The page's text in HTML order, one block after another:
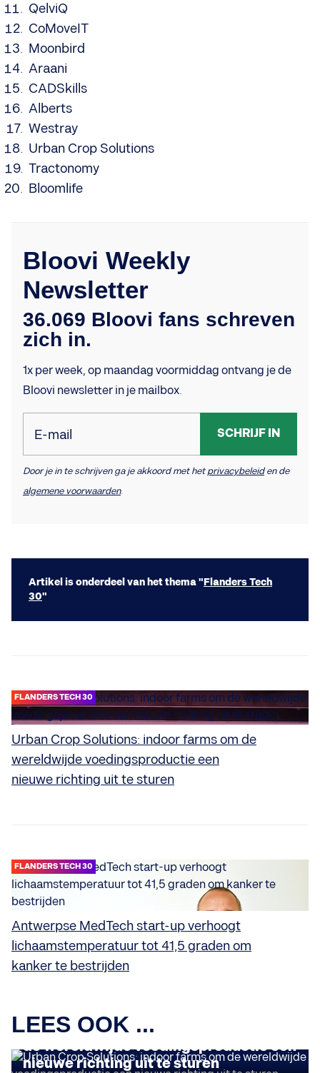
QelviQ
CoMoveIT
Moonbird
Araani
CADSkills
Alberts
Westray
Urban Crop Solutions
Tractonomy
Bloomlife
Bloovi Weekly
Newsletter
36.069 Bloovi fans schreven
zich in.
1x per week, op maandag voormiddag ontvang je de
Bloovi newsletter in je mailbox.
E-mail SCHRIJF IN
Door je in te schrijven ga je akkoord met hetprivacybeleiden de
algemene voorwaarden.
Artikel is onderdeel van het thema "Flanders Tech
30"
FLANDERS TECH 30
Urban Crop Solutions: indoor farms om de
wereldwijde voedingsproductie een
nieuwe richting uit te sturen
FLANDERS TECH 30
Antwerpse MedTech start-up verhoogt
lichaamstemperatuur tot 41,5 graden om
kanker te bestrijden
LEES OOK ...
Urban Crop Solutions: indoor farms om
de wereldwijde voedingsproductie een
nieuwe richting uit te sturen